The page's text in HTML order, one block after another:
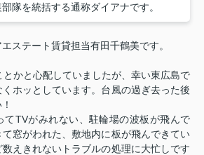
隊を統括する通称ダイアナです。
ステート賃貸担当有田千鶴美です。
かと心配していましたが、幸い東広島で
ホッとしています。台風の過ぎ去った後
てTVがみれない、駐輪場の波板が飛んで
窓がわれた、敷地内に板が飛んできてい
えきれないトラブルの処理に大忙しです